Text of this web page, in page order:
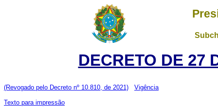
DECRETO DE 27
(Revogado pelo Decreto nº 10.810, de 2021) Vigência
Texto para impressão